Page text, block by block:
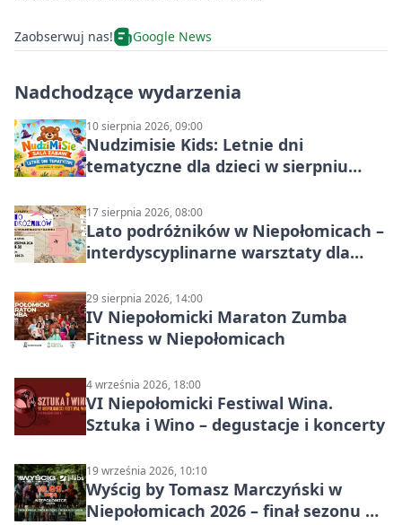
Zaobserwuj nas! Google News
Nadchodzące wydarzenia
10 sierpnia 2026, 09:00
Nudzimisie Kids: Letnie dni
tematyczne dla dzieci w sierpniu
17 sierpnia 2026, 08:00
Lato podróżników w Niepołomicach –
interdyscyplinarne warsztaty dla
29 sierpnia 2026, 14:00
IV Niepołomicki Maraton Zumba
Fitness w Niepołomicach
4 września 2026, 18:00
VI Niepołomicki Festiwal Wina.
Sztuka i Wino – degustacje i koncerty
19 września 2026, 10:10
Wyścig by Tomasz Marczyński w
Niepołomicach 2026 – finał sezonu na